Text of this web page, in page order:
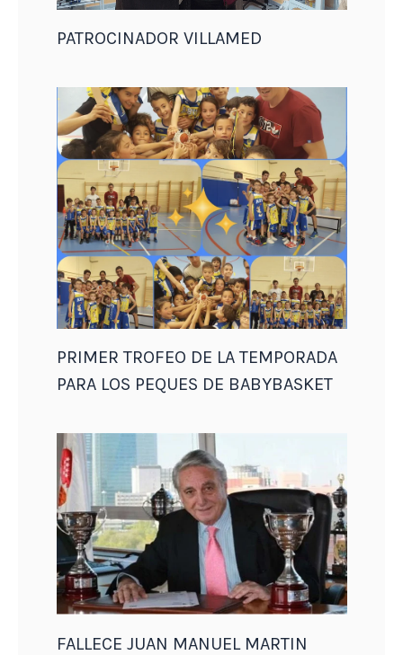
PATROCINADOR VILLAMED
PRIMER TROFEO DE LA TEMPORADA
PARA LOS PEQUES DE BABYBASKET
FALLECE JUAN MANUEL MARTIN